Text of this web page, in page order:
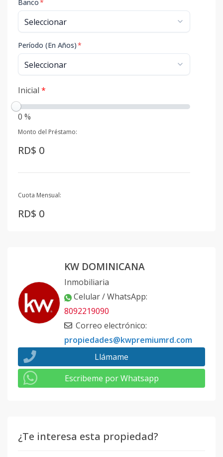
Banco*
Período (En Años)*
Inicial *
0 %
Monto del Préstamo:
RD$ 0
Cuota Mensual:
RD$ 0
KW DOMINICANA
Inmobiliaria
Celular / WhatsApp:
8092219090
Correo electrónico:
propiedades@kwpremiumrd.com
Llámame
Escribeme por Whatsapp
¿Te interesa esta propiedad?